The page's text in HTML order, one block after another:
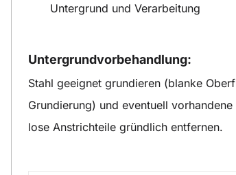
Untergrund und Verarbeitung
Untergrundvorbehandlung:
Stahl geeignet grundieren (blanke
Grundierung) und eventuell
lose Anstrichteile gründlich entfernen.